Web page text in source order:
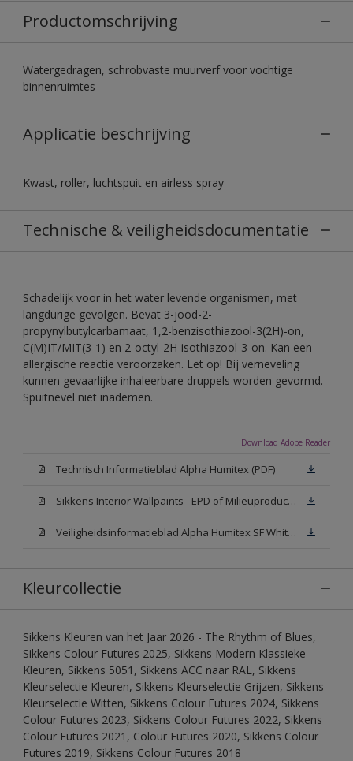
Productomschrijving
Watergedragen, schrobvaste muurverf voor vochtige
binnenruimtes
Applicatie beschrijving
Kwast, roller, luchtspuit en airless spray
Technische & veiligheidsdocumentatie
Schadelijk voor in het water levende organismen, met
langdurige gevolgen. Bevat 3-jood-2-
propynylbutylcarbamaat, 1,2-benzisothiazool-3(2H)-on,
C(M)IT/MIT(3-1) en 2-octyl-2H-isothiazool-3-on. Kan een
allergische reactie veroorzaken. Let op! Bij verneveling
kunnen gevaarlijke inhaleerbare druppels worden gevormd.
Spuitnevel niet inademen.
Download Adobe Reader
Technisch Informatieblad Alpha Humitex (PDF)
Sikkens Interior Wallpaints - EPD of Milieuproductverklaring
Veiligheidsinformatieblad Alpha Humitex SF White W05 (MSDS)
Kleurcollectie
Sikkens Kleuren van het Jaar 2026 - The Rhythm of Blues,
Sikkens Colour Futures 2025, Sikkens Modern Klassieke
Kleuren, Sikkens 5051, Sikkens ACC naar RAL, Sikkens
Kleurselectie Kleuren, Sikkens Kleurselectie Grijzen, Sikkens
Kleurselectie Witten, Sikkens Colour Futures 2024, Sikkens
Colour Futures 2023, Sikkens Colour Futures 2022, Sikkens
Colour Futures 2021, Colour Futures 2020, Sikkens Colour
Futures 2019, Sikkens Colour Futures 2018